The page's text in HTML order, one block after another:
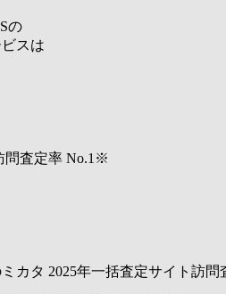
の
スは
問査定率 No.1 ※
カタ 2025年一括査定サイト訪問